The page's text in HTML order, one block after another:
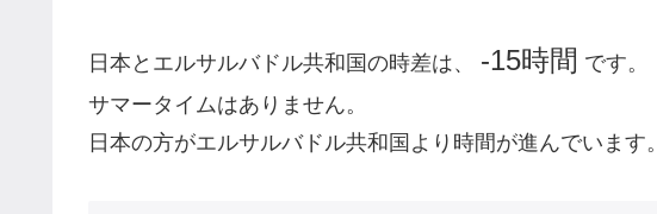
日本とエルサルバドル共和国の時差は、 -15時間 です。
サマータイムはありません。
日本の方がエルサルバドル共和国より時間が進んでいます。